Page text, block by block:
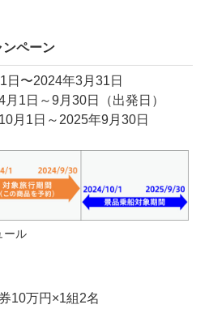
ペーン
日〜2024年3月31日
月1日～9月30日（出発日）
月1日～2025年9月30日
ール
10万円×1組2名